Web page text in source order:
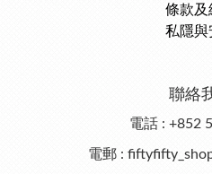
條款及
私隱與
聯絡
電話 : +852
電郵 :